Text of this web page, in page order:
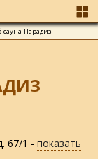
сауна Парадиз
67/1 - показать